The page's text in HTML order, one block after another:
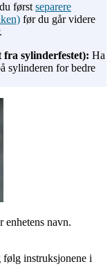
først separere
før du går videre
sylinderfestet): Ha
sylinderen for bedre
enhetens navn.
følg instruksjonene i